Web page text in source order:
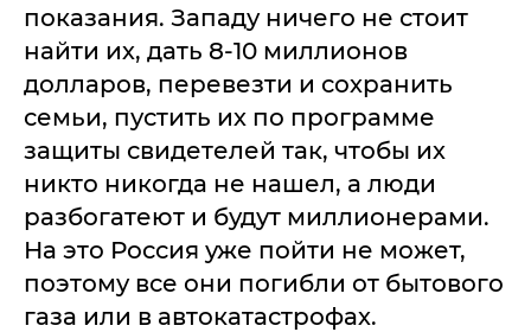
показания. Западу ничего не стоит
найти их, дать 8-10 миллионов
долларов, перевезти и сохранить
семьи, пустить их по программе
защиты свидетелей так, чтобы их
никто никогда не нашел, а люди
разбогатеют и будут миллионерами.
На это Россия уже пойти не может,
поэтому все они погибли от бытового
газа или в автокатастрофах.